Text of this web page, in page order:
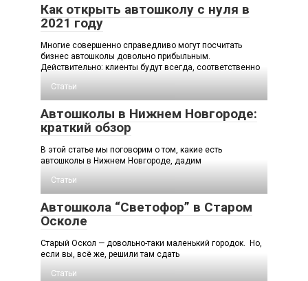
Как открыть автошколу с нуля в
2021 году
Многие совершенно справедливо могут посчитать
бизнес автошколы довольно прибыльным.
Действительно: клиенты будут всегда, соответственно
Статьи
Автошколы в Нижнем Новгороде:
краткий обзор
В этой статье мы поговорим о том, какие есть
автошколы в Нижнем Новгороде, дадим
Статьи
Автошкола “Светофор” в Старом
Осколе
Старый Оскол — довольно-таки маленький городок. Но,
если вы, всё же, решили там сдать
Статьи